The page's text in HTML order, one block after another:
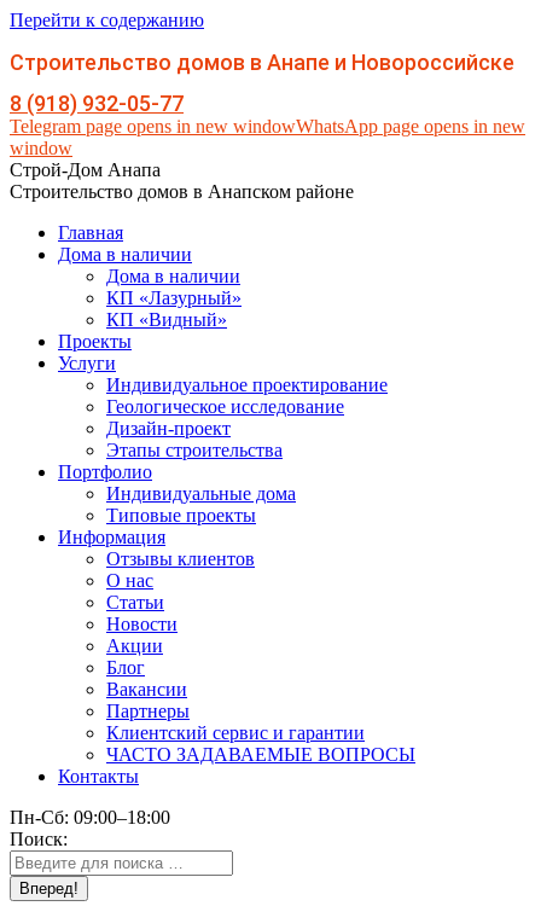
Перейти к содержанию
Строительство домов в Анапе и Новороссийске
8 (918) 932-05-77
Telegram page opens in new windowWhatsApp page opens in new
window
Строй-Дом Анапа
Строительство домов в Анапском районе
Главная
Дома в наличии
Дома в наличии
КП «Лазурный»
КП «Видный»
Проекты
Услуги
Индивидуальное проектирование
Геологическое исследование
Дизайн-проект
Этапы строительства
Портфолио
Индивидуальные дома
Типовые проекты
Информация
Отзывы клиентов
О нас
Статьи
Новости
Акции
Блог
Вакансии
Партнеры
Клиентский сервис и гарантии
ЧАСТО ЗАДАВАЕМЫЕ ВОПРОСЫ
Контакты
Пн-Сб: 09:00–18:00
Поиск: